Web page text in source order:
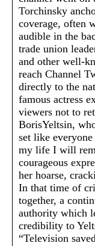
Torchinsky
coverage, often
audible in the
trade union
and other well-
reach Channel
directly to the
famous actress
viewers not to
BorisYeltsin,
set like
my life I will
courageous
her hoarse,
In that time of
together, a
authority which
credibility to
“Television